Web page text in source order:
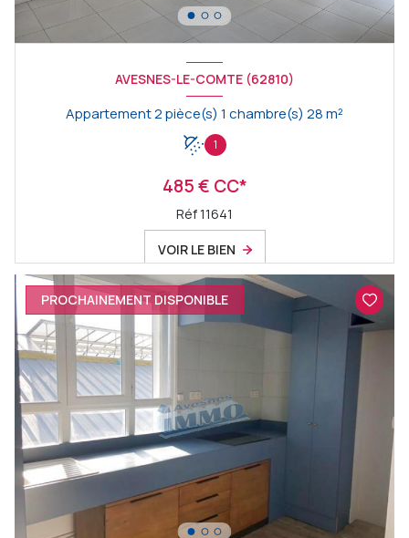
AVESNES-LE-COMTE (62810)
Appartement 2 pièce(s) 1 chambre(s) 28 m²
1
485 € CC*
Réf 11641
VOIR LE BIEN
PROCHAINEMENT DISPONIBLE